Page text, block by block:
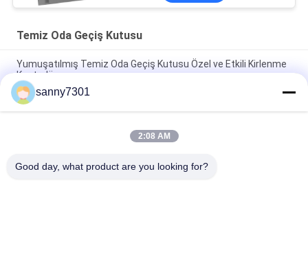
Temiz Oda Geçiş Kutusu
Yumuşatılmış Temiz Oda Geçiş Kutusu Özel ve Etkili Kirlenme
Kontrolü
UV Işık Paslanmaz Çelik 304 Kabinli Statik Laboratuvar Temiz
Oda Geçiş Kutusu
Mal Transferi İçin SS Rulo Hattı ile Özelleştirilmiş Paslanmaz
sanny7301
2:08 AM
Good day, what product are you looking for?